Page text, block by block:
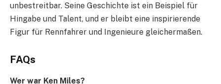
unbestreitbar. Seine Geschichte ist ein Beispiel für
Hingabe und Talent, und er bleibt eine inspirierende
Figur für Rennfahrer und Ingenieure gleichermaßen.
FAQs
Wer war Ken Miles?